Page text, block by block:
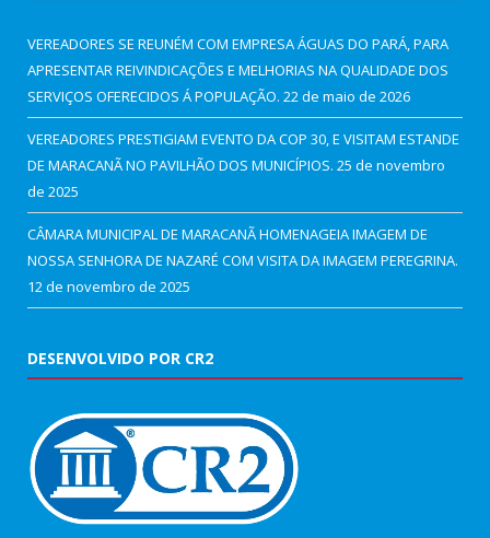
VEREADORES SE REUNÉM COM EMPRESA ÁGUAS DO PARÁ, PARA
APRESENTAR REIVINDICAÇÕES E MELHORIAS NA QUALIDADE DOS
SERVIÇOS OFERECIDOS Á POPULAÇÃO. 22 de maio de 2026
VEREADORES PRESTIGIAM EVENTO DA COP 30, E VISITAM ESTANDE
DE MARACANÃ NO PAVILHÃO DOS MUNICÍPIOS. 25 de novembro
de 2025
CÂMARA MUNICIPAL DE MARACANÃ HOMENAGEIA IMAGEM DE
NOSSA SENHORA DE NAZARÉ COM VISITA DA IMAGEM PEREGRINA.
12 de novembro de 2025
DESENVOLVIDO POR CR2